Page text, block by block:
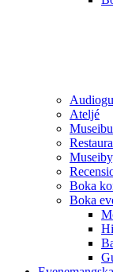
Ateljé
Boka
Boka